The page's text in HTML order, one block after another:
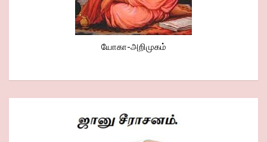
யோகா-அறிமுகம்